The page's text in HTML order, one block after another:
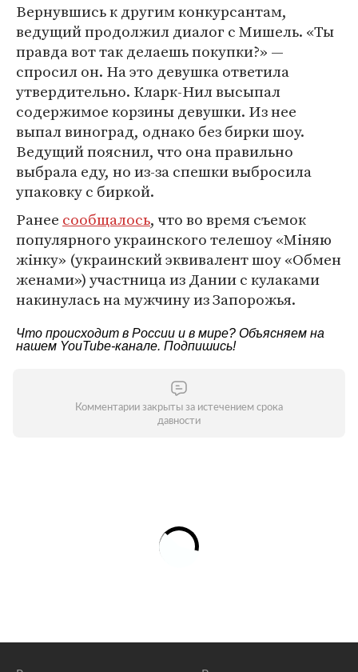
Вернувшись к другим конкурсантам,
ведущий продолжил диалог с Мишель. «Ты
правда вот так делаешь покупки?» —
спросил он. На это девушка ответила
утвердительно. Кларк-Нил высыпал
содержимое корзины девушки. Из нее
выпал виноград, однако без бирки шоу.
Ведущий пояснил, что она правильно
выбрала еду, но из-за спешки выбросила
упаковку с биркой.
Ранее сообщалось, что во время съемок
популярного украинского телешоу «Міняю
жінку» (украинский эквивалент шоу «Обмен
женами») участница из Дании с кулаками
накинулась на мужчину из Запорожья.
Что происходит в России и в мире? Объясняем на
нашем YouTube-канале. Подпишись!
Комментарии закрыты за истечением срока
давности